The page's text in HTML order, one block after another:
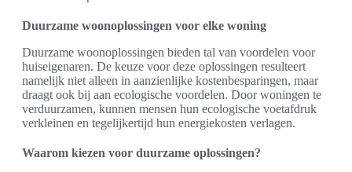
Duurzame woonoplossingen voor elke woning
Duurzame woonoplossingen bieden tal van voordelen voor
huiseigenaren. De keuze voor deze oplossingen resulteert
namelijk niet alleen in aanzienlijke kostenbesparingen, maar
draagt ook bij aan ecologische voordelen. Door woningen te
verduurzamen, kunnen mensen hun ecologische voetafdruk
verkleinen en tegelijkertijd hun energiekosten verlagen.
Waarom kiezen voor duurzame oplossingen?